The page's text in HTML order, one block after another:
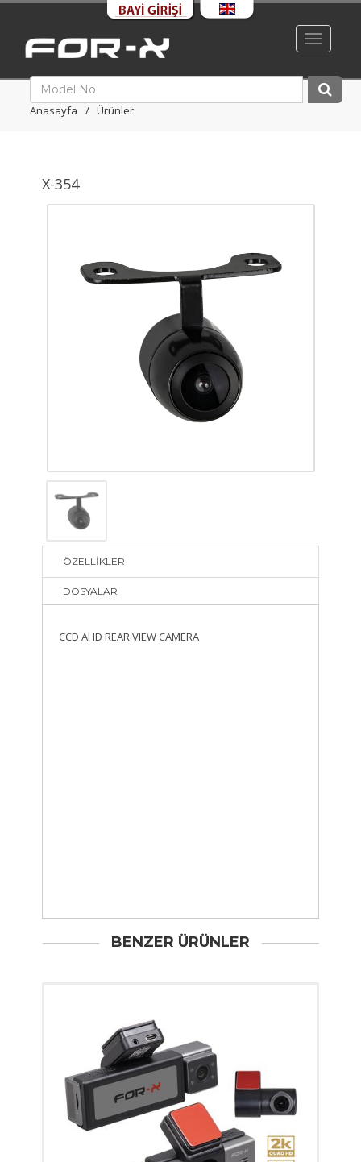
Toggle
Anasayfa Ürünler
X-354
ÖZELLİKLER
DOSYALAR
CCD AHD REAR VIEW CAMERA
BENZER ÜRÜNLER